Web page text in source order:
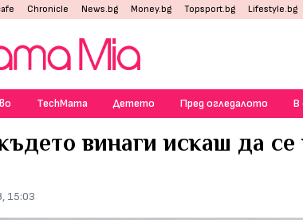
Chronicle News.bg Money.bg Topsport.bg Lifestyle.bg
TechMama Детето Пред огледалото В
винаги искаш да
15:03